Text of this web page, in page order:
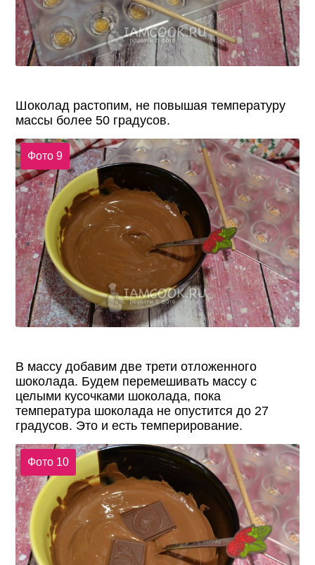
Шоколад растопим, не повышая температуру
массы более 50 градусов.
Фото 9
В массу добавим две трети отложенного
шоколада. Будем перемешивать массу с
целыми кусочками шоколада, пока
температура шоколада не опустится до 27
градусов. Это и есть темперирование.
Фото 10